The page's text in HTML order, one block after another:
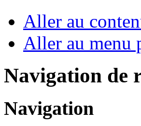
Aller au
Aller au menu
Navigation de
Navigation